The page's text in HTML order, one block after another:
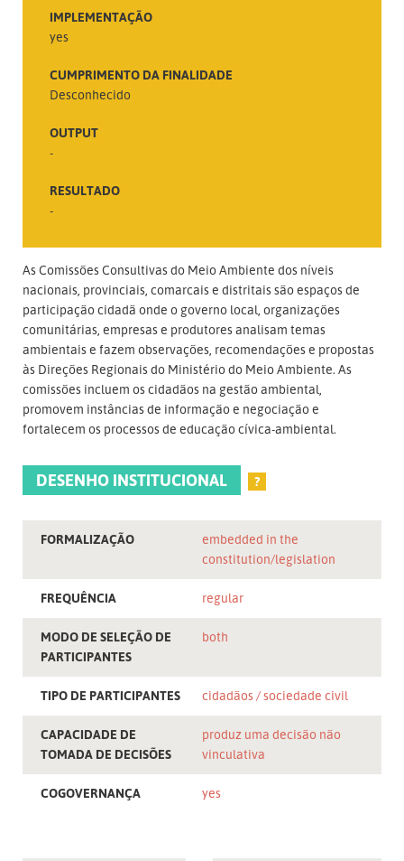
IMPLEMENTAÇÃO
yes
CUMPRIMENTO DA FINALIDADE
Desconhecido
OUTPUT
-
RESULTADO
-
As Comissões Consultivas do Meio Ambiente dos níveis
nacionais, provinciais, comarcais e distritais são espaços de
participação cidadã onde o governo local, organizações
comunitárias, empresas e produtores analisam temas
ambientais e fazem observações, recomendações e propostas
às Direções Regionais do Ministério do Meio Ambiente. As
comissões incluem os cidadãos na gestão ambiental,
promovem instâncias de informação e negociação e
fortalecem os processos de educação cívica-ambiental.
DESENHO INSTITUCIONAL ?
FORMALIZAÇÃO
embedded in the
constitution/legislation
FREQUÊNCIA regular
MODO DE SELEÇÃO DE
PARTICIPANTES
both
TIPO DE PARTICIPANTES cidadãos sociedade civil
CAPACIDADE DE
TOMADA DE DECISÕES
produz uma decisão não
vinculativa
COGOVERNANÇA yes